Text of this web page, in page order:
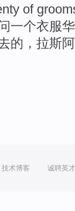
of
一个衣服
的 ， 拉斯
技术博客 诚聘英才